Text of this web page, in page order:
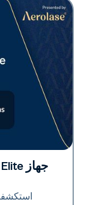
Neo Elite